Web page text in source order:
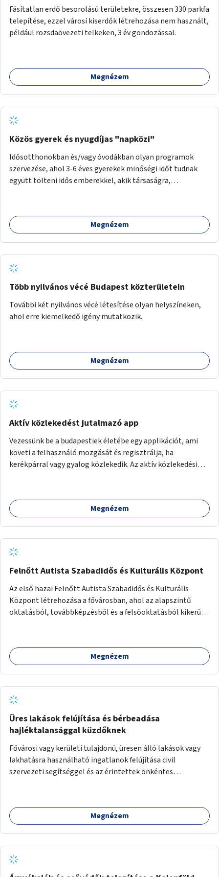
Fásítatlan erdő besorolású területekre, összesen 330 parkfa
telepítése, ezzel városi kiserdők létrehozása nem használt,
például rozsdaövezeti telkeken, 3 év gondozással.
Megnézem
Közös gyerek és nyugdíjas "napközi"
Idősotthonokban és/vagy óvodákban olyan programok
szervezése, ahol 3-6 éves gyerekek minőségi időt tudnak
együtt tölteni idős emberekkel, akik társaságra,
Megnézem
Több nyilvános vécé Budapest közterületein
További két nyilvános vécé létesítése olyan helyszíneken,
ahol erre kiemelkedő igény mutatkozik.
Megnézem
Aktív közlekedést jutalmazó app
Vezessünk be a budapestiek életébe egy applikációt, ami
követi a felhasználó mozgását és regisztrálja, ha
kerékpárral vagy gyalog közlekedik. Az aktív közlekedési
felhasználó.
Megnézem
Felnőtt Autista Szabadidős és Kulturális Központ
Az első hazai Felnőtt Autista Szabadidős és Kulturális
Központ létrehozása a fővárosban, ahol az alapszintű
oktatásból, továbbképzésből és a felsőoktatásból kikerülő
Megnézem
Üres lakások felújítása és bérbeadása
hajléktalansággal küzdőknek
Fővárosi vagy kerületi tulajdonú, üresen álló lakások vagy
lakhatásra használható ingatlanok felújítása civil
szervezeti segítséggel és az érintettek önkéntes
Megnézem